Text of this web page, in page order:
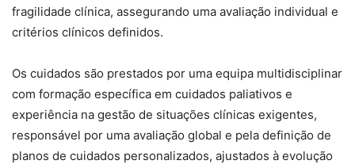
fragilidade clínica, assegurando uma avaliação individual e
critérios clínicos definidos.
Os cuidados são prestados por uma equipa multidisciplinar
com formação específica em cuidados paliativos e
experiência na gestão de situações clínicas exigentes,
responsável por uma avaliação global e pela definição de
planos de cuidados personalizados, ajustados à evolução